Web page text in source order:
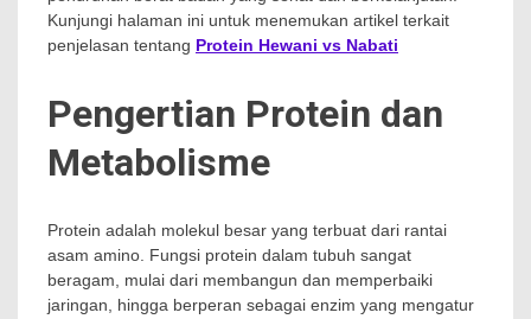
Kunjungi halaman ini untuk menemukan artikel terkait
penjelasan tentang Protein Hewani vs Nabati
Pengertian Protein dan
Metabolisme
Protein adalah molekul besar yang terbuat dari rantai
asam amino. Fungsi protein dalam tubuh sangat
beragam, mulai dari membangun dan memperbaiki
jaringan, hingga berperan sebagai enzim yang mengatur